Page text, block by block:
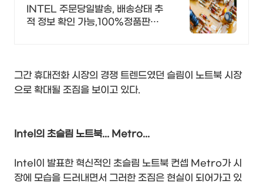
원이상 무료배송,당일발송
INTEL 주문당일발송, 배송상태 추
적 정보 확인 가능,100%정품판매,
그간 휴대전화 시장의 경쟁 트렌드였던 슬림이 노트북 시장
으로 확대될 조짐을 보이고 있다.
Intel의 초슬림 노트북... Metro...
Intel이 발표한 혁신적인 초슬림 노트북 컨셉 Metro가 시
장에 모습을 드러내면서 그러한 조짐은 현실이 되어가고 있